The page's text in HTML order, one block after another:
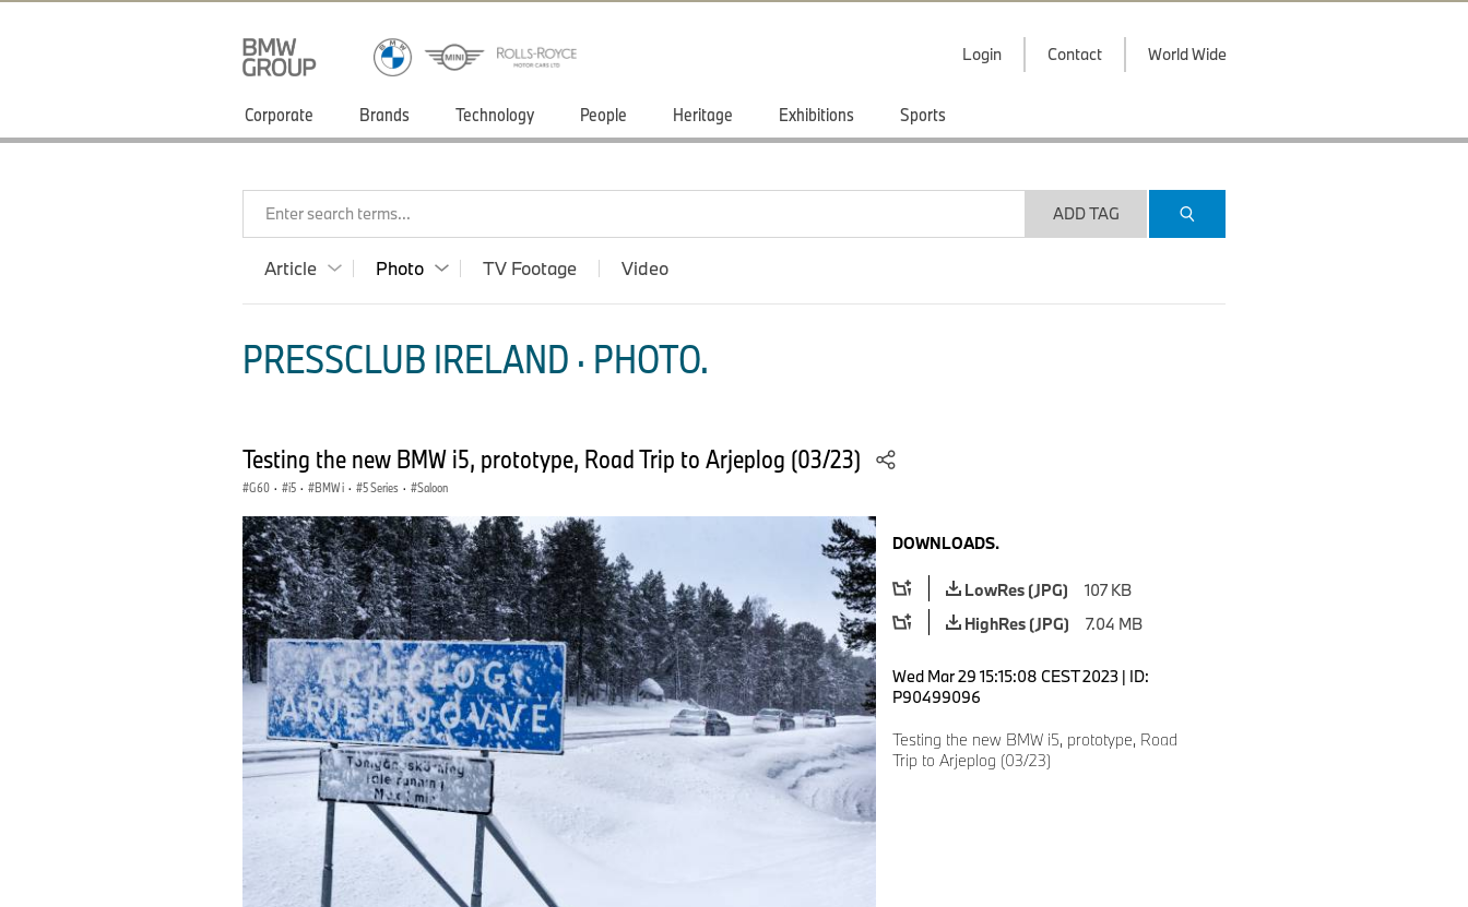
Login Contact World Wide
Corporate Brands Technology People Heritage Exhibitions Sports
Enter search terms... ADD TAG
Article Photo TV Footage Video
PRESSCLUB IRELAND · PHOTO.
Testing the new BMW i5, prototype, Road Trip to Arjeplog (03/23)
G60 · i5 · BMW i · 5 Series · Saloon
DOWNLOADS.
LowRes (JPG)
107 KB
HighRes (JPG)
7.04 MB
Wed Mar 29 15:15:08 CEST 2023 | ID:
P90499096
Testing the new BMW i5, prototype, Road
Trip to Arjeplog (03/23)